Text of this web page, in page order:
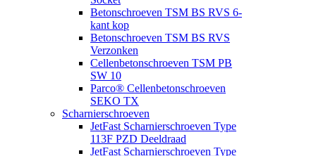
Betonschroeven TSM BS RVS 6-
kant kop
Betonschroeven TSM BS RVS
Verzonken
Cellenbetonschroeven TSM PB
SW 10
Parco® Cellenbetonschroeven
SEKO TX
Scharnierschroeven
JetFast Scharnierschroeven Type
113F PZD Deeldraad
JetFast Scharnierschroeven Type